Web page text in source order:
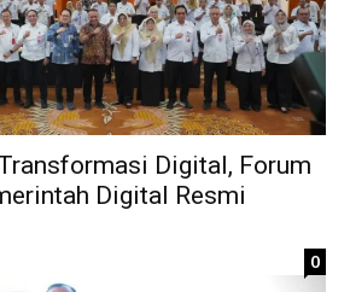
Digital, Forum
Digital Resmi
0